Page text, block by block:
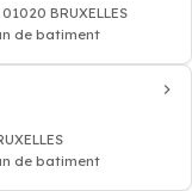
BRUXELLES
de batiment
de batiment